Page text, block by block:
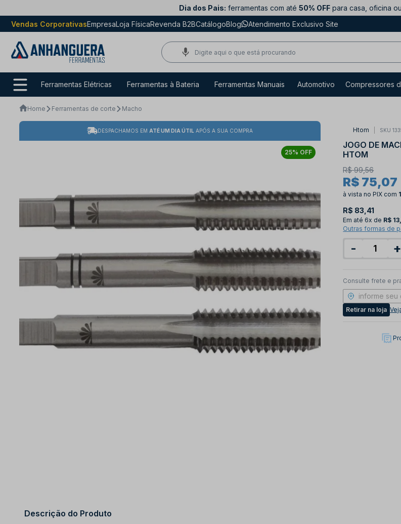
Dia dos Pais: ferramentas com até 50% OFF para casa, oficina
Vendas CorporativasEmpresaLoja FísicaRevenda B2BCatálogoBlog Atendimento Exclusivo Site
Ferramentas Elétricas Ferramentas à Bateria Ferramentas Manuais Automotivo Compressores
Home Ferramentas de corte Macho
DESPACHAMOS EM ATÉ UM DIA ÚTIL APÓS A SUA COMPRA
25% OFF
Htom SKU
JOGO DE
HTOM
R$ 99,56
R$ 75,07
à vista no PIX com
R$ 83,41
Em até 6x de R$
Outras formas de
- +
Consulte frete e
Retirar na loja
Descrição do Produto